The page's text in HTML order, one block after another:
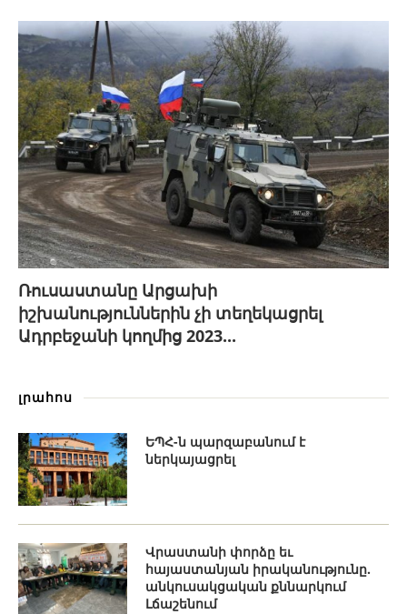
Ռուսաստանը Արցախի
իշխանություններին չի տեղեկացրել
Ադրբեջանի կողմից 2023...
լրահոս
ԵՊՀ-ն պարզաբանում է
ներկայացրել
Վրաստանի փորձը եւ
հայաստանյան իրականությունը.
անկուսակցական քննարկում
Լճաշենում